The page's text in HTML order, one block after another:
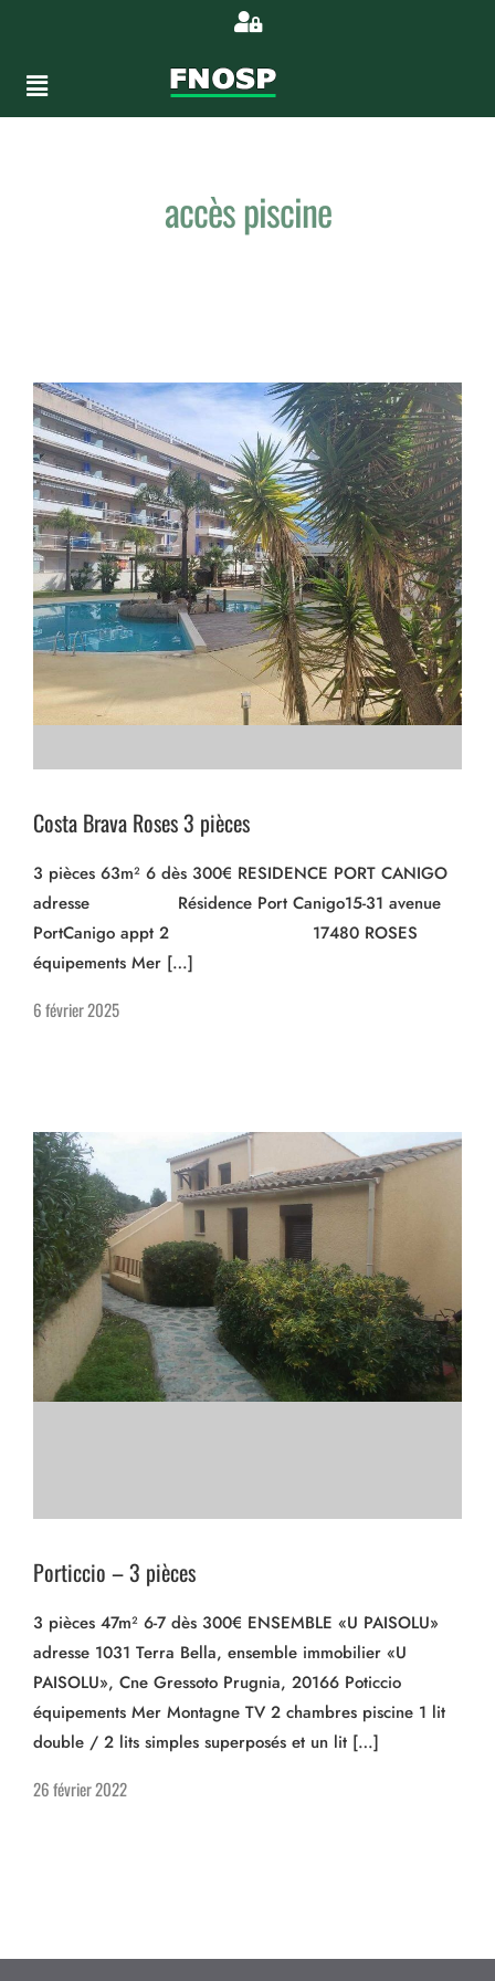
accès piscine
Costa Brava Roses 3 pièces
3 pièces 63m² 6 dès 300€ RESIDENCE PORT CANIGO
adresse Résidence Port Canigo15-31 avenue
PortCanigo appt 2 17480 ROSES
équipements Mer […]
6 février 2025
Porticcio – 3 pièces
3 pièces 47m² 6-7 dès 300€ ENSEMBLE «U PAISOLU»
adresse 1031 Terra Bella, ensemble immobilier «U
PAISOLU», Cne Gressoto Prugnia, 20166 Poticcio
équipements Mer Montagne TV 2 chambres piscine 1 lit
double / 2 lits simples superposés et un lit […]
26 février 2022